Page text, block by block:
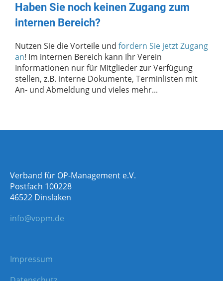
Haben Sie noch keinen Zugang zum
internen Bereich?
Nutzen Sie die Vorteile und fordern Sie jetzt Zugang
an! Im internen Bereich kann Ihr Verein
Informationen nur für Mitglieder zur Verfügung
stellen, z.B. interne Dokumente, Terminlisten mit
An- und Abmeldung und vieles mehr...
Verband für OP-Management e.V.
Postfach 100228
46522 Dinslaken
info@vopm.de
Impressum